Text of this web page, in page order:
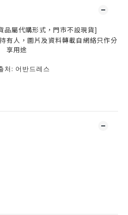
品屬代購形式，門市不設現貨]
有人，圖片及資料轉載自網絡只作分
享用途
처: 어반드레스